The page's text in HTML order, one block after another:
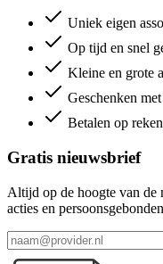
Uniek eigen
Op tijd en snel
Kleine en grote
Geschenken
Betalen op
Gratis nieuwsbrief
Altijd op de hoogte van de
acties en